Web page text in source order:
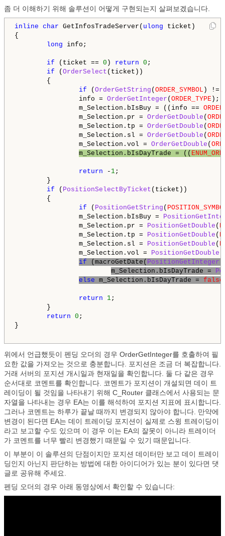
좀 더 이해하기 위해 솔루션이 어떻게 구현되는지 살펴보겠습니다.
inline char GetInfosTradeServer( ulong ticket)
{
long info;
if (ticket == 0 ) return 0 ;
if ( OrderSelect (ticket))
{
if ( OrderGetString ( ORDER_SYMBOL ) !=
info = OrderGetInteger ( ORDER_TYPE );
m_Selection.bIsBuy = ((info ==
m_Selection.pr = OrderGetDouble (
m_Selection.tp = OrderGetDouble (
m_Selection.sl = OrderGetDouble (
m_Selection.vol = OrderGetDouble (
m_Selection.bIsDayTrade = ((
return - 1;
}
if ( PositionSelectByTicket (ticket))
{
if ( PositionGetString (
m_Selection.bIsBuy =
m_Selection.pr = PositionGetDouble (
m_Selection.tp = PositionGetDouble (
m_Selection.sl = PositionGetDouble (
m_Selection.vol = PositionGetDouble
if (macroGetDate( PositionGetInteger
m_Selection.bIsDayTrade =
else m_Selection.bIsDayTrade = false
return 1;
}
return 0 ;
}
위에서 언급했듯이 펜딩 오더의 경우 OrderGetInteger를 호출하여 필
요한 값을 가져오는 것으로 충분합니다. 포지션은 조금 더 복잡합니다.
거래 서버의 포지션 개시일과 현재일을 확인합니다. 둘 다 같은 경우
순서대로 코멘트를 확인합니다. 코멘트가 포지션이 개설되면 데이 트
레이딩이 될 것임을 나타내기 위해 C_Router 클래스에서 사용되는 문
자열을 나타내는 경우 EA는 이를 해석하여 포지션 지표에 표시합니다.
그러나 코멘트는 하루가 끝날 때까지 변경되지 않아야 합니다. 만약에
변경이 된다면 EA는 데이 트레이딩 포지션이 실제로 스윙 트레이딩이
라고 보고할 수도 있으며 이 경우 이는 EA의 잘못이 아니라 트레이더
가 코멘트를 너무 빨리 변경했기 때문일 수 있기 때문입니다.
이 부분이 이 솔루션의 단점이지만 포지션 데이터만 보고 데이 트레이
딩인지 아닌지 판단하는 방법에 대한 아이디어가 있는 분이 있다면 댓
글로 공유해 주세요.
펜딩 오더의 경우 아래 동영상에서 확인할 수 있습니다: